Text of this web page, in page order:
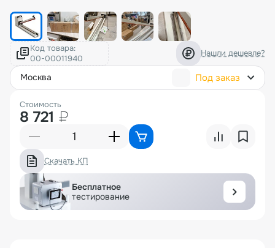
Код товара: Нашли дешевле?
москва Под заказ
Стоимость
8 721 ₽
Скачать КП
Бесплатное
тестирование